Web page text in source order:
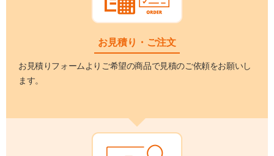
お見積り・ご注文
お見積りフォームよりご希望の商品で見積のご依頼をお願いし
ます。